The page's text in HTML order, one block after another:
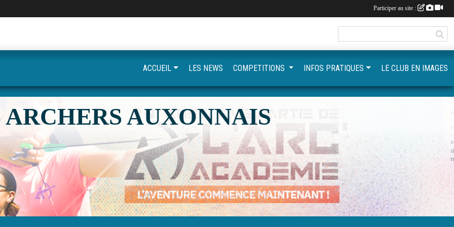
ARCHERS AUXONNAIS
ACCUEIL LES NEWS COMPETITIONS INFOS PRATIQUES LE CLUB EN IMAGES
Participer au site :